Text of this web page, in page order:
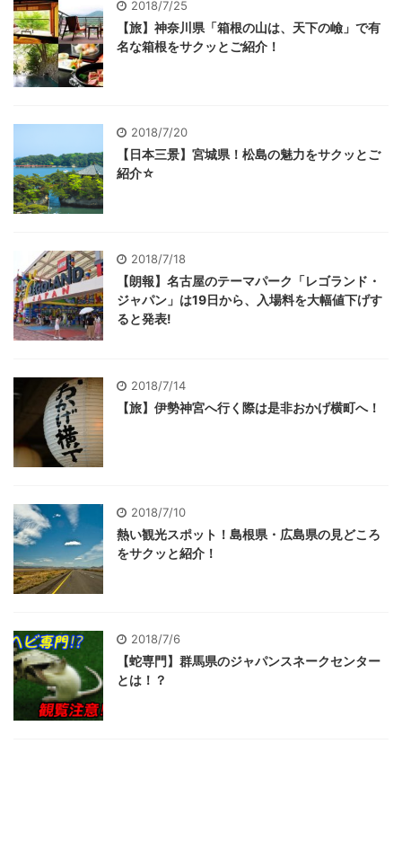
2018/7/25
【旅】神奈川県「箱根の山は、天下の嶮」で有
名な箱根をサクッとご紹介！
2018/7/20
【日本三景】宮城県！松島の魅力をサクッとご
紹介☆
2018/7/18
【朗報】名古屋のテーマパーク「レゴランド・
ジャパン」は19日から、入場料を大幅値下げす
ると発表!
2018/7/14
【旅】伊勢神宮へ行く際は是非おかげ横町へ！
2018/7/10
熱い観光スポット！島根県・広島県の見どころ
をサクッと紹介！
2018/7/6
【蛇専門】群馬県のジャパンスネークセンター
とは！？